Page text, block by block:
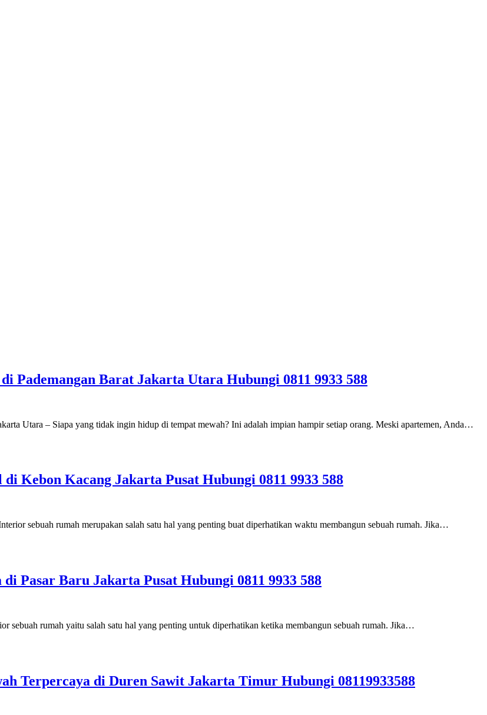
Pademangan Barat Jakarta Utara Hubungi 0811 9933 588
Utara – Siapa yang tidak ingin hidup di tempat mewah? Ini adalah impian hampir setiap orang. Meski apartemen, Anda…
Kebon Kacang Jakarta Pusat Hubungi 0811 9933 588
sebuah rumah merupakan salah satu hal yang penting buat diperhatikan waktu membangun sebuah rumah. Jika…
Pasar Baru Jakarta Pusat Hubungi 0811 9933 588
sebuah rumah yaitu salah satu hal yang penting untuk diperhatikan ketika membangun sebuah rumah. Jika…
Terpercaya di Duren Sawit Jakarta Timur Hubungi 08119933588